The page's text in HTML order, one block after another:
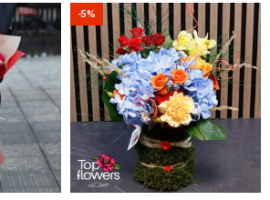
-5%